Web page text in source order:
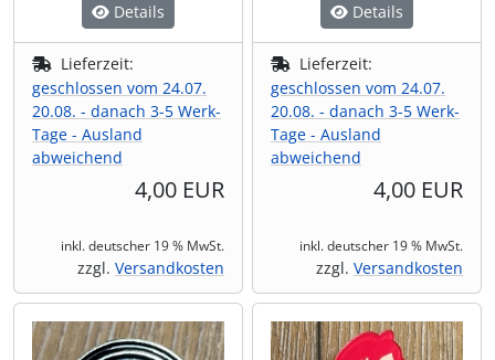
Details
Lieferzeit:
geschlossen vom 24.07.
20.08. - danach 3-5 Werk-
Tage - Ausland
abweichend
4,00 EUR
inkl. deutscher 19 % MwSt.
zzgl. Versandkosten
Details
Lieferzeit:
geschlossen vom 24.07.
20.08. - danach 3-5 Werk-
Tage - Ausland
abweichend
4,00 EUR
inkl. deutscher 19 % MwSt.
zzgl. Versandkosten